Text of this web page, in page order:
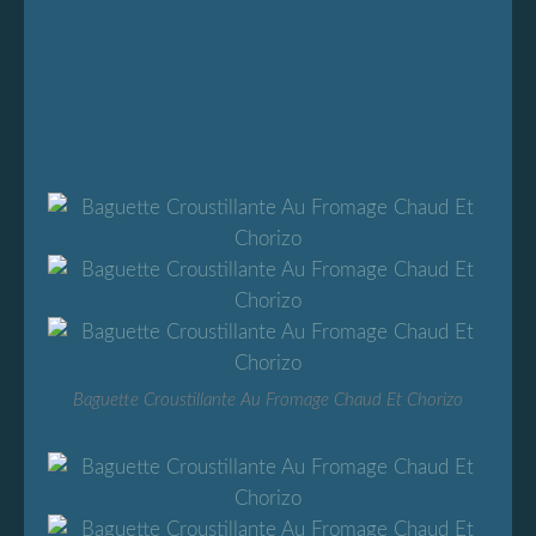
Baguette Croustillante Au Fromage Chaud Et Chorizo